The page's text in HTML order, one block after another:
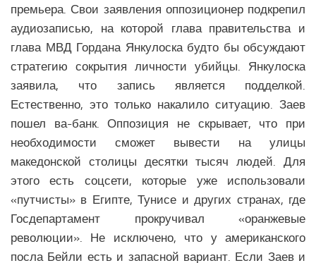
Общество Латинской Америки
СЕВЕРНАЯ АМЕРИКА
Аналитика Северной Америки
Вооружение Северной Америки
История Северной Америки
Политика Северной Америки
Религия Северной Америки
Климат Северной Америки
Медицина Северной Америки
Наука Северной Америки
премьера. Свои заявления оппозиционер подкрепил
аудиозаписью, на которой глава правительства и
глава МВД Гордана Янкулоска будто бы обсуждают
стратегию сокрытия личности убийцы. Янкулоска
заявила, что запись является подделкой.
Естественно, это только накалило ситуацию. Заев
пошел ва-банк. Оппозиция не скрывает, что при
необходимости сможет вывести на улицы
македонской столицы десятки тысяч людей. Для
этого есть соцсети, которые уже использовали
«путчисты» в Египте, Тунисе и других странах, где
Госдепартамент прокручивал «оранжевые
революции». Не исключено, что у американского
посла Бейли есть и запасной вариант. Если Заев и